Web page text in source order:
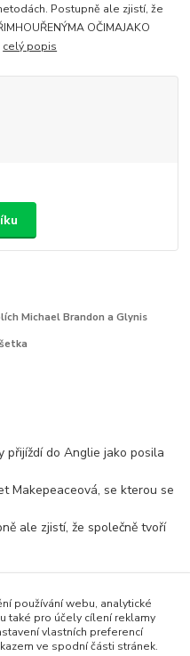
Postupně ale zjistí, že
OČIMAJAKO
celý popis
Michael Brandon a Glynis
přijíždí do Anglie jako posila
Makepeaceová, se kterou se
ale zjistí, že společně tvoří
používání webu, analytické
také pro účely cílení reklamy
vlastních preferencí
ve spodní části stránek.